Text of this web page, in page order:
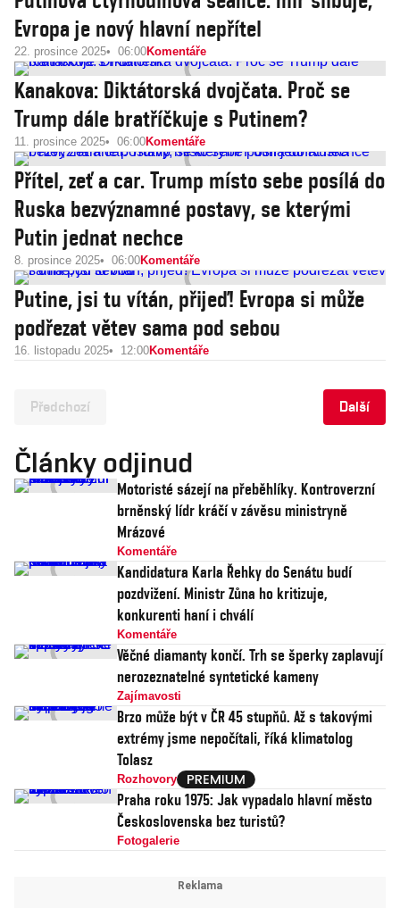
Evropa je nový hlavní nepřítel
22. prosince 2025 06:00Komentáře
Kanakova: Diktátorská dvojčata. Proč se
Trump dále bratříčkuje s Putinem?
11. prosince 2025 06:00Komentáře
Přítel, zeť a car. Trump místo sebe posílá do
Ruska bezvýznamné postavy, se kterými
Putin jednat nechce
8. prosince 2025 06:00Komentáře
Putine, jsi tu vítán, přijeď! Evropa si může
podřezat větev sama pod sebou
16. listopadu 2025 12:00Komentáře
Předchozí Další
Články odjinud
Motoristé sázejí na přeběhlíky. Kontroverzní
brněnský lídr kráčí v závěsu ministryně
Mrázové
Komentáře
Kandidatura Karla Řehky do Senátu budí
pozdvižení. Ministr Zůna ho kritizuje,
konkurenti haní i chválí
Komentáře
Věčné diamanty končí. Trh se šperky zaplavují
nerozeznatelné syntetické kameny
Zajímavosti
Brzo může být v ČR 45 stupňů. Až s takovými
extrémy jsme nepočítali, říká klimatolog
Tolasz
Rozhovory
Praha roku 1975: Jak vypadalo hlavní město
Československa bez turistů?
Fotogalerie